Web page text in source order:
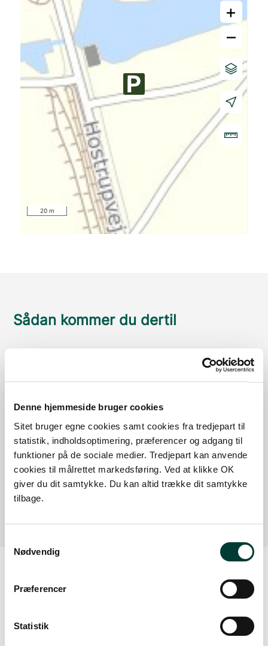
Denne hjemmeside bruger cookies
Sitet bruger egne cookies samt cookies fra tredjepart til
statistik, indholdsoptimering, præferencer og adgang til
funktioner på de sociale medier. Tredjepart kan anvende
cookies til målrettet markedsføring. Ved at klikke OK
giver du dit samtykke. Du kan altid trække dit samtykke
tilbage.
Nødvendig
Præferencer
Statistik
+
–
20 m
Sådan kommer du dertil
Med offentlig transport
Google Maps
P-plads ved Sdr. Lem Vig
Parker bilen her når du overnatter i shelteren.
Læs mere
Vejrudsigt